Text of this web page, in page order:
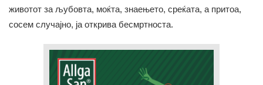
животот за љубовта, моќта, знаењето, среќата, а притоа,
сосем случајно, ја открива бесмртноста.